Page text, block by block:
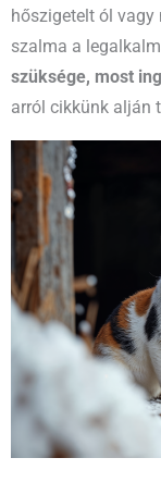
hőszigetelt ól vagy
szalma a
szüksége, most
arról cikkünk alján